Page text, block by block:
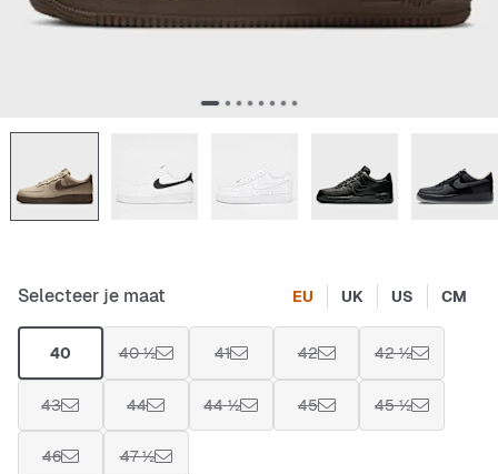
Selecteer je maat EU UK US CM
40 40 ½ 41 42 42 ½
43 44 44 ½ 45 45 ½
46 47 ½